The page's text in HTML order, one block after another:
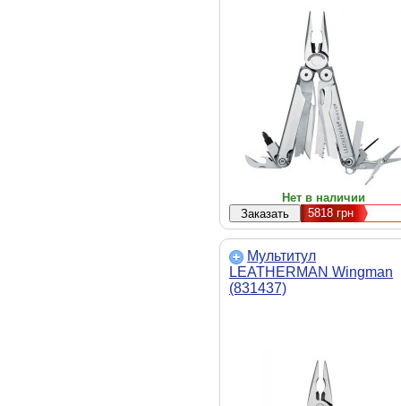
Нет в наличии
5818 грн
Мультитул
LEATHERMAN Wingman
(831437)